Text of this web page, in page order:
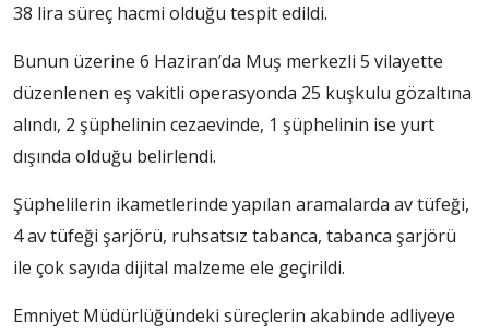
38 lira süreç hacmi olduğu tespit edildi.
Bunun üzerine 6 Haziran’da Muş merkezli 5 vilayette
düzenlenen eş vakitli operasyonda 25 kuşkulu gözaltına
alındı, 2 şüphelinin cezaevinde, 1 şüphelinin ise yurt
dışında olduğu belirlendi.
Şüphelilerin ikametlerinde yapılan aramalarda av tüfeği,
4 av tüfeği şarjörü, ruhsatsız tabanca, tabanca şarjörü
ile çok sayıda dijital malzeme ele geçirildi.
Emniyet Müdürlüğündeki süreçlerin akabinde adliyeye